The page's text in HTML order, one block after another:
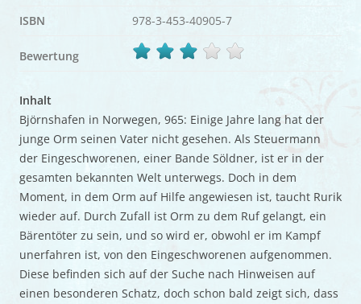
ISBN
978-3-453-40905-7
Bewertung
Inhalt
Björnshafen in Norwegen, 965: Einige Jahre lang hat der
junge Orm seinen Vater nicht gesehen. Als Steuermann
der Eingeschworenen, einer Bande Söldner, ist er in der
gesamten bekannten Welt unterwegs. Doch in dem
Moment, in dem Orm auf Hilfe angewiesen ist, taucht Rurik
wieder auf. Durch Zufall ist Orm zu dem Ruf gelangt, ein
Bärentöter zu sein, und so wird er, obwohl er im Kampf
unerfahren ist, von den Eingeschworenen aufgenommen.
Diese befinden sich auf der Suche nach Hinweisen auf
einen besonderen Schatz, doch schon bald zeigt sich, dass